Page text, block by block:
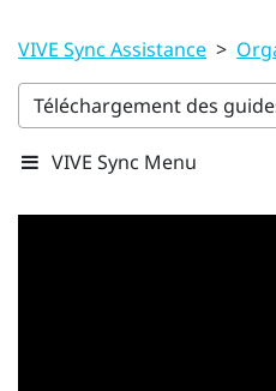
VIVE Sync Assistance >
Téléchargement des
VIVE Sync Menu